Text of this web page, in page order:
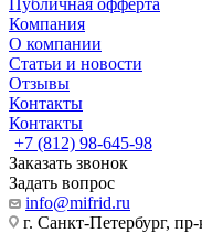
Публичная офферта
Компания
О компании
Статьи и новости
Отзывы
Контакты
Контакты
+7 (812) 98-645-98
Заказать звонок
Задать вопрос
info@mifrid.ru
г. Санкт-Петербург,